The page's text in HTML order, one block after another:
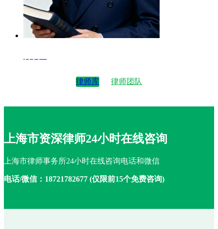
律师库 律师团队
上海市资深律师24小时在线咨询
上海市律师事务所24小时在线咨询电话和微信
电话/微信：18721782677 (仅限前15个免费咨询)